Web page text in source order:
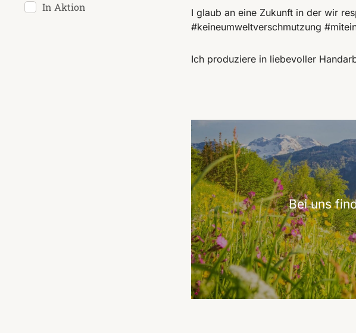
In Aktion
I glaub an eine Zukunft in der wir
#keineumweltverschmutzung
Ich produziere in liebevoller
Bei uns